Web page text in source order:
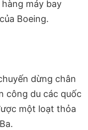
máy bay
Boeing.
dừng chân
công du các quốc
một loạt thỏa